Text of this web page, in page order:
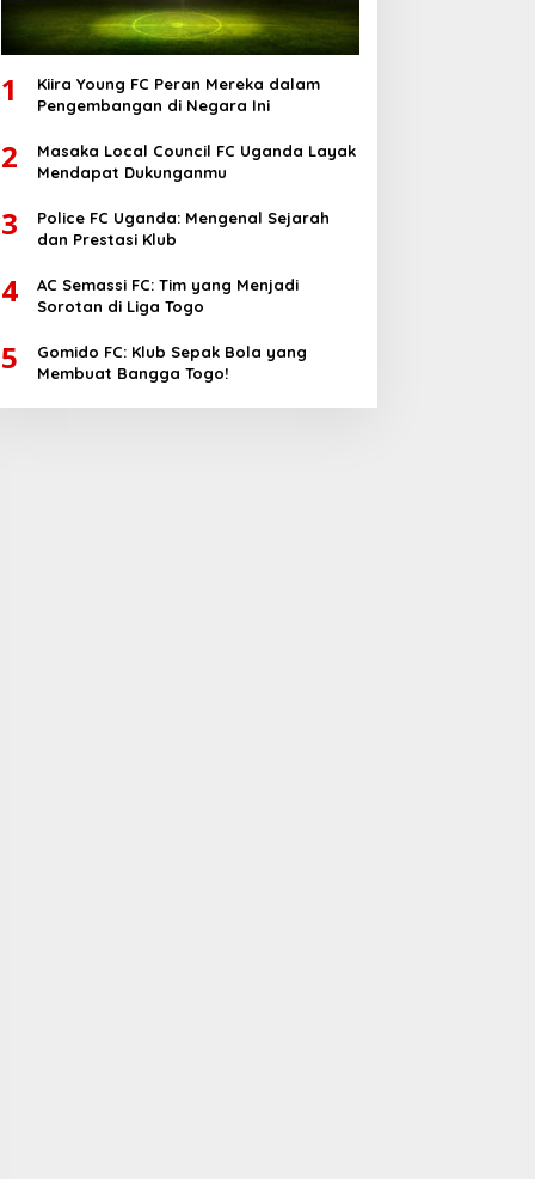
1
Kiira Young FC Peran Mereka dalam
Pengembangan di Negara Ini
2
Masaka Local Council FC Uganda Layak
Mendapat Dukunganmu
3
Police FC Uganda: Mengenal Sejarah
dan Prestasi Klub
4
AC Semassi FC: Tim yang Menjadi
Sorotan di Liga Togo
5
Gomido FC: Klub Sepak Bola yang
Membuat Bangga Togo!